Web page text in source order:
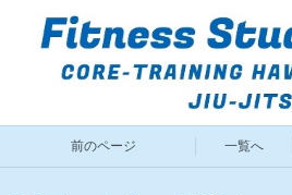
前のページ 一覧へ